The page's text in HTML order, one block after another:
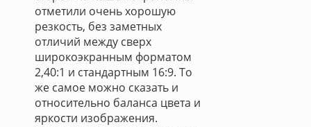
отметили очень хорошую
резкость, без заметных
отличий между сверх
широкоэкранным форматом
2,40:1 и стандартным 16:9. То
же самое можно сказать и
относительно баланса цвета и
яркости изображения.